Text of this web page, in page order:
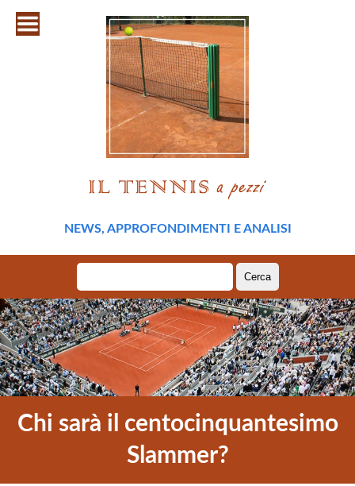
NEWS, APPROFONDIMENTI E ANALISI
per:
Chi sarà il centocinquantesimo
Slammer?